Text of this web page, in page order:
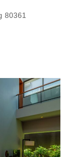
80361